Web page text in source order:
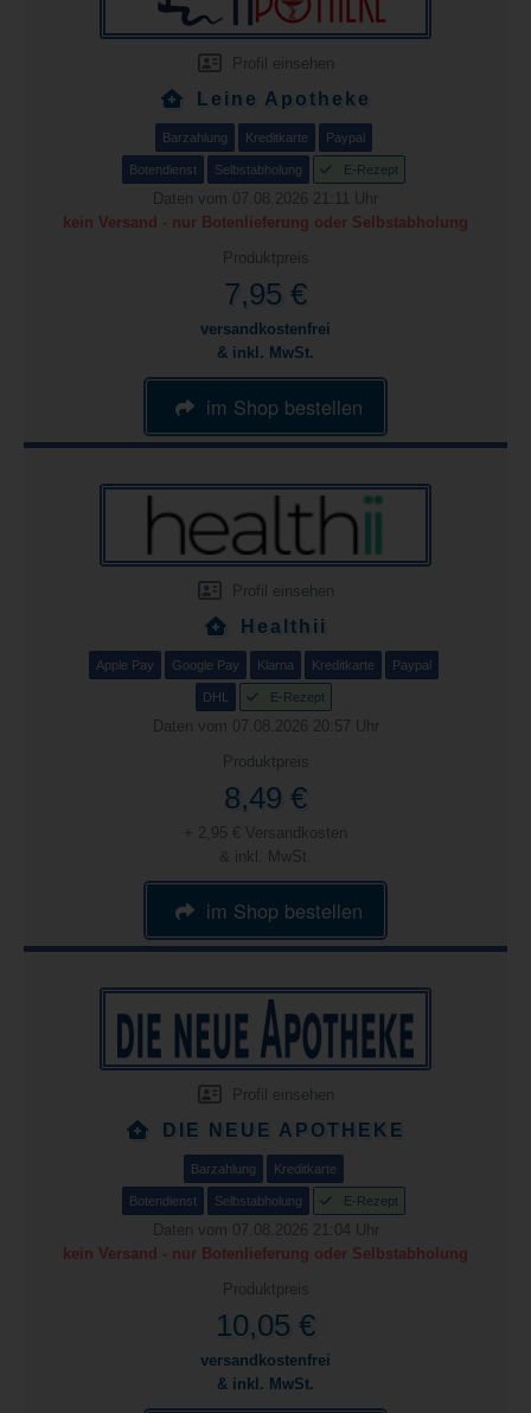
Profil einsehen
Leine Apotheke
Barzahlung Kreditkarte Paypal
Botendienst Selbstabholung E-Rezept
Daten vom 07.08.2026 21:11 Uhr
kein Versand - nur Botenlieferung oder Selbstabholung
Produktpreis
7,95 €
versandkostenfrei
& inkl. MwSt.
im Shop bestellen
Profil einsehen
Healthii
Apple Pay Google Pay Klarna Kreditkarte Paypal
DHL E-Rezept
Daten vom 07.08.2026 20:57 Uhr
Produktpreis
8,49 €
+ 2,95 € Versandkosten
& inkl. MwSt.
im Shop bestellen
Profil einsehen
DIE NEUE APOTHEKE
Barzahlung Kreditkarte
Botendienst Selbstabholung E-Rezept
Daten vom 07.08.2026 21:04 Uhr
kein Versand - nur Botenlieferung oder Selbstabholung
Produktpreis
10,05 €
versandkostenfrei
& inkl. MwSt.